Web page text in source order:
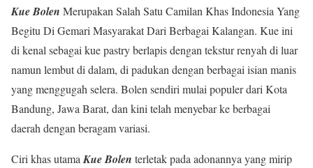
Kue Bolen Merupakan Salah Satu Camilan Khas Indonesia Yang
Begitu Di Gemari Masyarakat Dari Berbagai Kalangan. Kue ini
di kenal sebagai kue pastry berlapis dengan tekstur renyah di luar
namun lembut di dalam, di padukan dengan berbagai isian manis
yang menggugah selera. Bolen sendiri mulai populer dari Kota
Bandung, Jawa Barat, dan kini telah menyebar ke berbagai
daerah dengan beragam variasi.
Ciri khas utama Kue Bolen terletak pada adonannya yang mirip